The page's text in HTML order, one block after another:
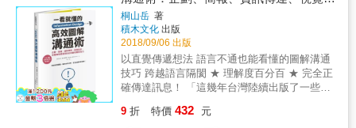
需求而誕生的產物，因此想要寫出好案子，必
須先找出「自己的欲望」。 && & 本書首度公
開他創意發想的祕密武器&mdash;&mdash;
「三角形筆記」，搭配題材與配對筆記，教你
在日常生活裡掌握「好想要」的瞬間，從各種
爛點子當中發掘驚人創意，讓老闆、客戶都說
Yes，打造價值千萬的提案！ ▲只想到老梗該
怎麼辦？從你身邊想要的東西下手！ 只會模
計，各種職場都通用的效率
桐山岳 著
積木文化 出版
2018/09/06 出版
以直覺傳遞想法 語言不通也能看懂的圖解溝通
技巧 跨越語言隔閡 ★ 理解度百分百 ★ 完全正
確傳達訊息！ 「這幾年台灣陸續出版了一些圖
書，在程度上堪稱達到了研究所的等級。師大
9 折 特價 432 元